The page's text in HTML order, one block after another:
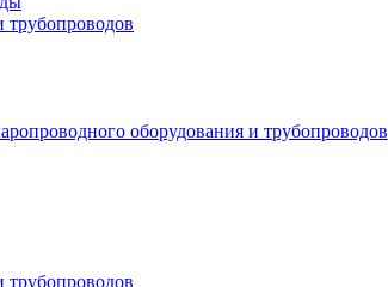
трубопроводов
оборудования и трубопроводов
трубопроводов